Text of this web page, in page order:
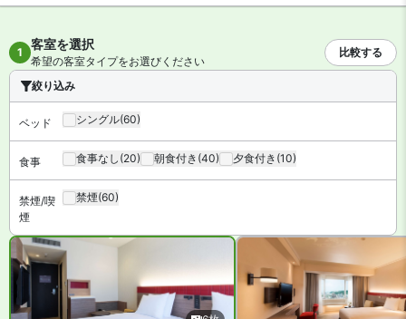
ャラリアがある新都心エリアは車で約10分と周辺スポットもアクセ
【駐車場】あり（有料）
【お食事、レストラン】
朝食はビュッフェ形式です（有料）。館内に3つのレストランや、
バー・ラウンジ、季節限定プールサイドバーベキューがあります。
【館内施設・サービス】
客室数は全 333 室。インターネットは有料Wi-Fi、ヒルトン・オナ
ーズ会員になると無料Wi-Fiの利用が可能です。施設は会議室・宴会
場、コインランドリーのほか、季節限定の屋外プールがあります。
ダブルツリーbyヒルトン那覇首里城 は全館禁煙です。指定の喫煙ス
ペースがあります。
1
客室を選択
希望の客室タイプをお選びください
比較する
絞り込み
ベッド シングル(60)
食事 食事なし (20) 朝食付き (40) 夕食付き (10)
禁煙/喫
煙
禁煙(60)